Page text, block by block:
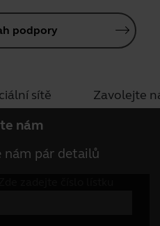
podpory
sítě Zavolejte
nám
nám pár detailů